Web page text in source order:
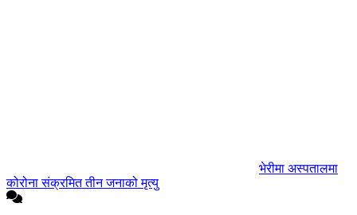
भेरीमा अस्पतालमा
कोरोना संक्रमित तीन जनाको मृत्यु